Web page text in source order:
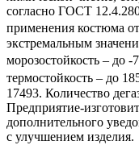
согласно ГОСТ
применения костюма
экстремальным
морозостойкость – до
термостойкость – до
17493. Количество
Предприятие-
дополнительного
с улучшением изделия.